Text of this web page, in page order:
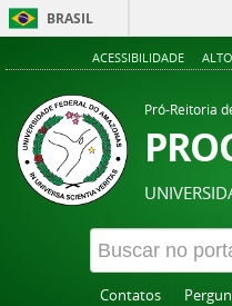
BRASIL
ACESSIBILIDADE
Pró-Reitoria
Contatos